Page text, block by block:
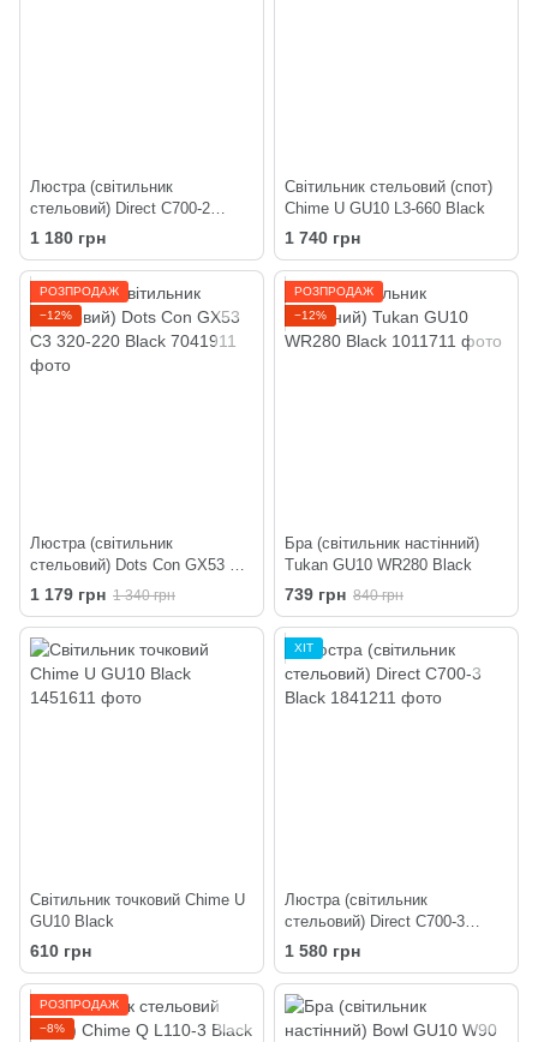
Люстра (світильник
стельовий) Direct C700-2
White
1 180 грн
Світильник стельовий (спот)
Chime U GU10 L3-660 Black
1 740 грн
РОЗПРОДАЖ
−12%
Люстра (світильник
стельовий) Dots Con GX53 C3
320-220 Black
1 179 грн 1 340 грн
РОЗПРОДАЖ
−12%
Бра (світильник настінний)
Tukan GU10 WR280 Black
739 грн 840 грн
Світильник точковий Chime U
GU10 Black
610 грн
ХІТ
Люстра (світильник
стельовий) Direct C700-3
Black
1 580 грн
РОЗПРОДАЖ
−8%